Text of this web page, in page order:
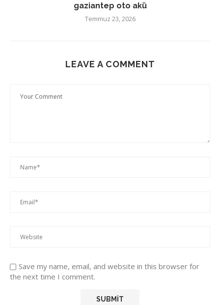
gaziantep oto akü
Temmuz 23, 2026
LEAVE A COMMENT
Save my name, email, and website in this browser for
the next time I comment.